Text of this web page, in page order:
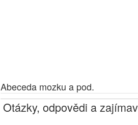
Abeceda mozku a pod.
Otázky, odpovědi a